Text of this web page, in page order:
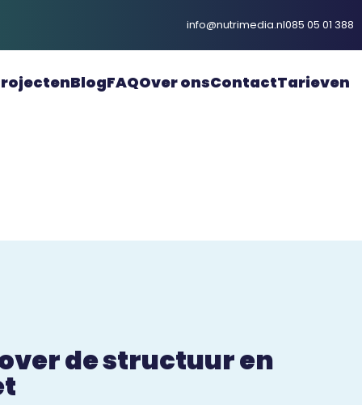
info@nutrimedia.nl085 05 01 388
BlogFAQOver onsContactTarieven
de structuur en